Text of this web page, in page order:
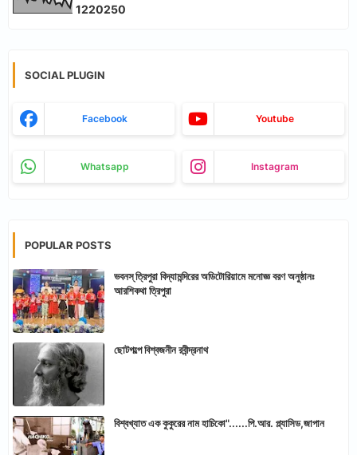
1220250
SOCIAL PLUGIN
Facebook Youtube
Whatsapp Instagram
POPULAR POSTS
ভবনস্ ত্রিপুরা বিদ্যামন্দিরের অডিটোরিয়ামে মনোজ্ঞ বরণ অনুষ্ঠানঃ
আরশিকথা ত্রিপুরা
ছোটগল্পে বিশ্বজনীন রবীন্দ্রনাথ
বিশ্বখ্যাত এক কুকুরের নাম হাচিকো"......পি.আর. প্ল্যাসিড,জাপান